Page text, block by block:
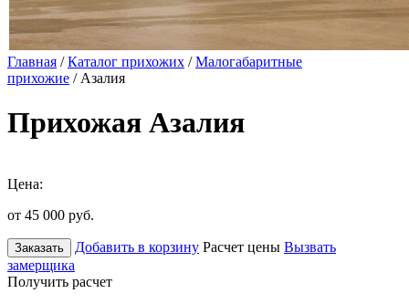
Главная /Каталог прихожих /Малогабаритные
прихожие / Азалия
Прихожая Азалия
Цена:
от 45 000 руб.
Заказать Добавить в корзину Расчет цены Вызвать
замерщика
Получить расчет